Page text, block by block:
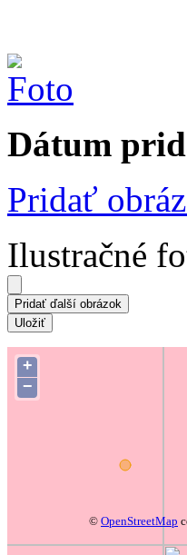
Dátum
Pridať
Ilustračné
+
−
© OpenStreetMap
Súradnice
Zmeniť
Pridať